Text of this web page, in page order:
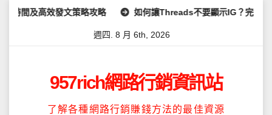
Skip
及高效發文策略攻略 如何讓Threads不要顯示IG？完整教學：
週四. 8 月 6th, 2026
957rich網路行銷資訊站
了解各種網路行銷賺錢方法的最佳資源